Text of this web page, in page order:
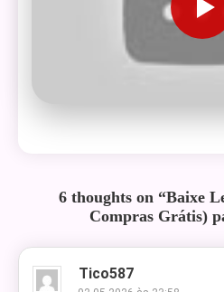
6 thoughts on “Baixe
Compras Grátis)
Tico587